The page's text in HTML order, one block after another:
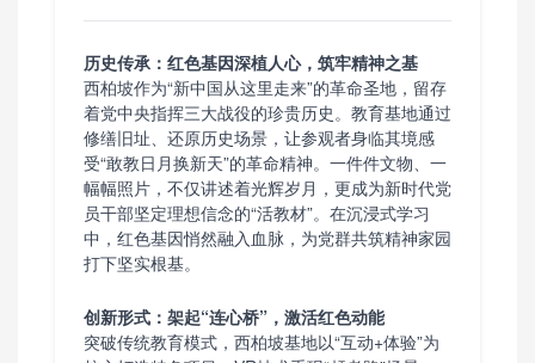
历史传承：红色基因深植人心，筑牢精神之基
西柏坡作为“新中国从这里走来”的革命圣地，留存
着党中央指挥三大战役的珍贵历史。教育基地通过
修缮旧址、还原历史场景，让参观者身临其境感
受“敢教日月换新天”的革命精神。一件件文物、一
幅幅照片，不仅讲述着光辉岁月，更成为新时代党
员干部坚定理想信念的“活教材”。在沉浸式学习
中，红色基因悄然融入血脉，为党群共筑精神家园
打下坚实根基。
创新形式：架起“连心桥”，激活红色动能
突破传统教育模式，西柏坡基地以“互动+体验”为